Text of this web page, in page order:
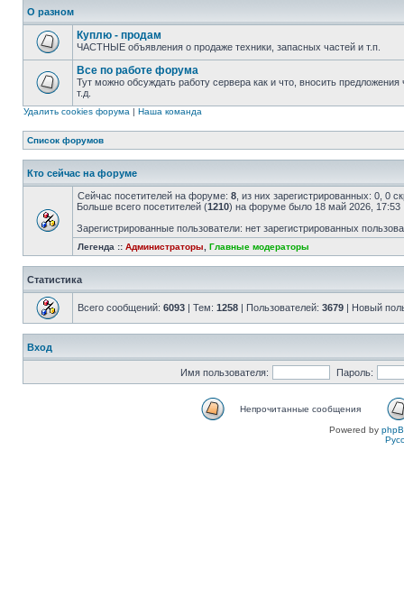
О разном
Куплю - продам
ЧАСТНЫЕ объявления о продаже техники, запасных частей и т.п.
Все по работе форума
Тут можно обсуждать работу сервера как и что, вносить
т.д.
Удалить cookies форума | Наша команда
Список форумов
Кто сейчас на форуме
Сейчас посетителей на форуме: 8 , из них зарегистрированных: 0, 0
Больше всего посетителей (1210) на форуме было 18 май 2026, 17:53
Зарегистрированные пользователи: нет зарегистрированных
Легенда :: Администраторы Главные модераторы
Статистика
Всего сообщений: 6093 | Тем: 1258 | Пользователей: 3679 | Новый
Вход
Имя пользователя: Пароль:
Непрочитанные сообщения
Powered by